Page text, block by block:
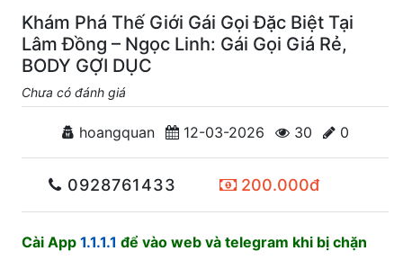
Khám Phá Thế Giới Gái Gọi Đặc Biệt Tại
Lâm Đồng – Ngọc Linh: Gái Gọi Giá Rẻ,
BODY GỢI DỤC
Chưa có đánh giá
hoangquan 12-03-2026 30 0
0928761433 200.000đ
Cài App 1.1.1.1 để vào web và telegram khi bị chặn